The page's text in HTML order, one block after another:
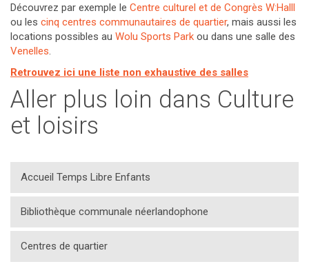
Découvrez par exemple le Centre culturel et de Congrès W:Halll
ou les cinq centres communautaires de quartier, mais aussi les
locations possibles au Wolu Sports Park ou dans une salle des
Venelles.
Retrouvez ici une liste non exhaustive des salles
Aller plus loin dans Culture
et loisirs
Accueil Temps Libre Enfants
Bibliothèque communale néerlandophone
Centres de quartier